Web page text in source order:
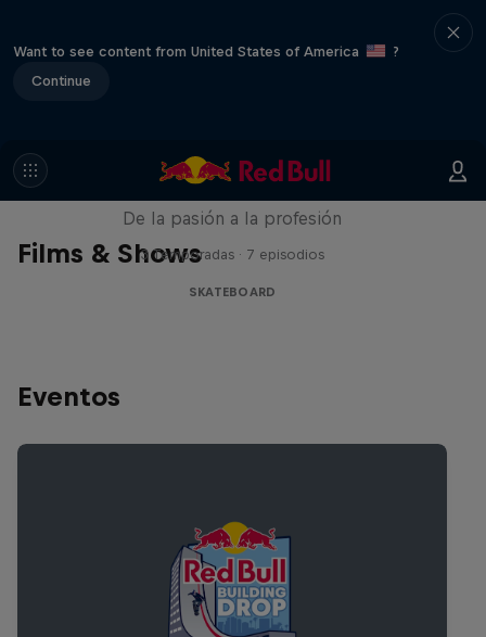
Want to see content from United States of America
?
Continue
Films & Shows
Until 18
De la pasión a la profesión
3 Temporadas · 7 episodios
SKATEBOARD
Eventos